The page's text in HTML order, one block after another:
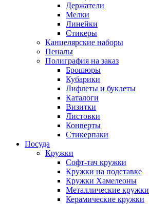
Держатели
Мелки
Линейки
Стикеры
Канцелярские наборы
Пеналы
Полиграфия на заказ
Брошюры
Кубарики
Лифлеты и буклеты
Каталоги
Визитки
Листовки
Конверты
Стикерпаки
Посуда
Кружки
Софт-тач кружки
Кружки на подставке
Кружки Хамелеоны
Металлические кружки
Керамические кружки